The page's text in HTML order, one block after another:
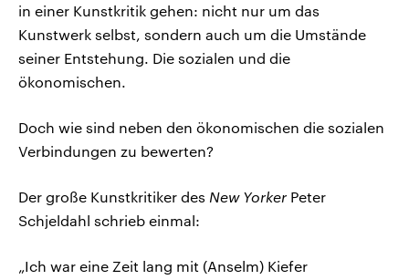
in einer Kunstkritik gehen: nicht nur um das
Kunstwerk selbst, sondern auch um die Umstände
seiner Entstehung. Die sozialen und die
ökonomischen.
Doch wie sind neben den ökonomischen die sozialen
Verbindungen zu bewerten?
Der große Kunstkritiker des New Yorker Peter
Schjeldahl schrieb einmal:
„Ich war eine Zeit lang mit (Anselm) Kiefer